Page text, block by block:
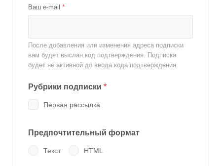
Ваш e-mail *
После добавления или изменения адреса подписки
вам будет выслан код подтверждения. Подписка
будет не активной до ввода кода подтверждения.
Рубрики подписки *
Первая рассылка
Предпочтительный формат
Текст HTML